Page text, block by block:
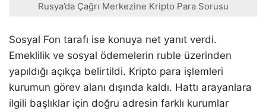
Rusya’da Çağrı Merkezine Kripto Para Sorusu
Sosyal Fon tarafı ise konuya net yanıt verdi.
Emeklilik ve sosyal ödemelerin ruble üzerinden
yapıldığı açıkça belirtildi. Kripto para işlemleri
kurumun görev alanı dışında kaldı. Hattı arayanlara
ilgili başlıklar için doğru adresin farklı kurumlar